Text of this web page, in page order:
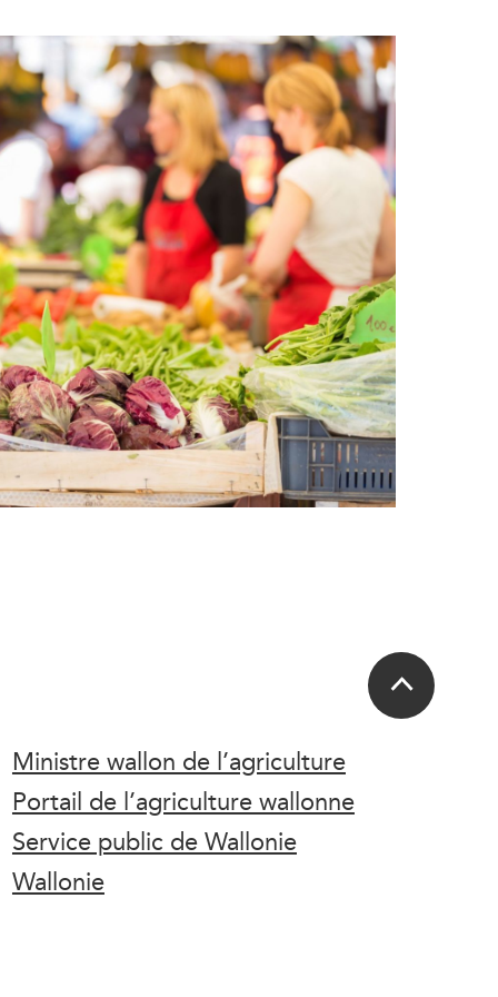
Ministre wallon de l’agriculture
Portail de l’agriculture wallonne
Service public de Wallonie
Wallonie